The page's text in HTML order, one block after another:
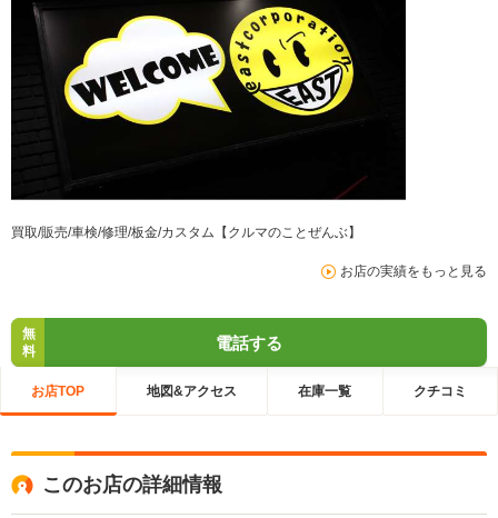
買取/販売/車検/修理/板金/カスタム【クルマのことぜんぶ】
お店の実績をもっと見る
無
料
電話する
お店TOP 地図&アクセス 在庫一覧 クチコミ
このお店の詳細情報